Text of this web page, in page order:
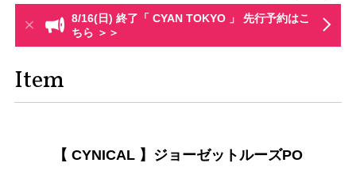
8/16(日) 終了「 CYAN TOKYO 」 先行予約はこ
ちら ＞＞
Item
【 CYNICAL 】ジョーゼットルーズPO